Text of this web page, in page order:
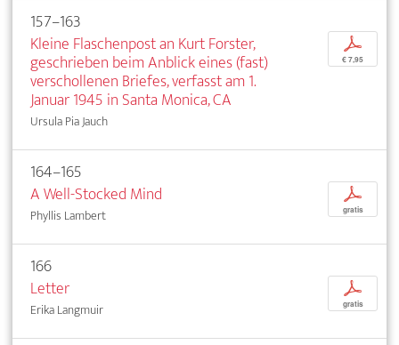
157–163
Kleine Flaschenpost an Kurt Forster,
geschrieben beim Anblick eines (fast)
verschollenen Briefes, verfasst am 1.
Januar 1945 in Santa Monica, CA
Ursula Pia Jauch
p
€ 7,95
164–165
A Well-Stocked Mind
Phyllis Lambert
p
gratis
166
Letter
Erika Langmuir
p
gratis